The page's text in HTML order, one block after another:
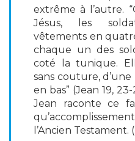
extrême à l’autre.
Jésus, les
vêtements en
chaque un des
coté la tunique.
sans couture,
en bas” (Jean 19,
Jean raconte ce
l’Ancien Testament.